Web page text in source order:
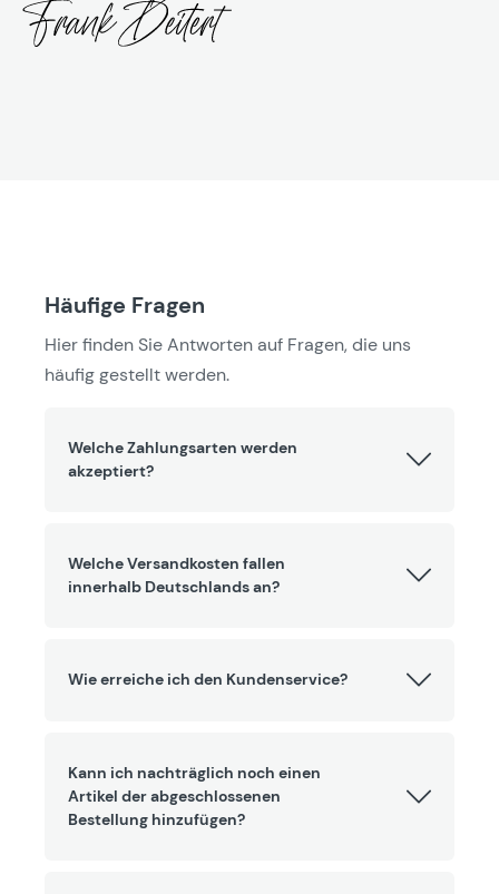
Häufige Fragen
Hier finden Sie Antworten auf Fragen, die uns
häufig gestellt werden.
Welche Zahlungsarten werden
akzeptiert?
Welche Versandkosten fallen
innerhalb Deutschlands an?
Wie erreiche ich den Kundenservice?
Kann ich nachträglich noch einen
Artikel der abgeschlossenen
Bestellung hinzufügen?